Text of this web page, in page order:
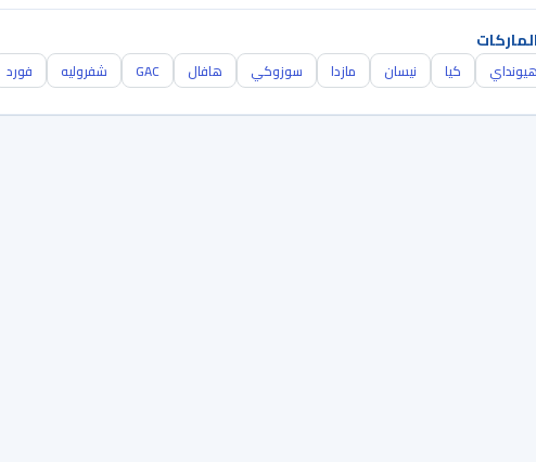
هيونداي كيا نيسان مازدا سوزوكي هافال GAC شفروليه فورد